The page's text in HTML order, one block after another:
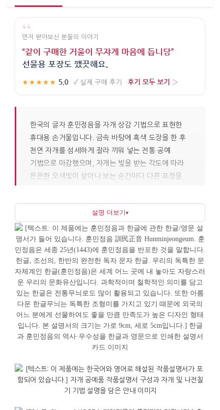
“
먼저 받아보신 분들의 이야기
“같이 구매한 거울이 무쟈게 마음에 듭니당”
선물용 포장도 깼끗해요.
★★★★★ 5.0 · ✓ 실제 구매 후기 · 후기 모두 보기 ›
한국의 글자 훈민정음을 자개 상감 기법으로 표현한
휴대용 손거울입니다. 금속 바탕에 흑색 도장을 한 후
천연 자개를 섬세하게 잘라 끼워 넣는 전통 공예
기법으로 마감했으며, 자개는 빛을 받는 각도에 따라
은은한 오색빛이 살아나 보는 순간마다 다른 표정을
가방이나 파우치에 쉽게 넣을 수 있으며 표면은
매끈하게 정리되어 손에 닿는 느낌이 깔끔합니다. 관광
기념품처럼 가볍지 않고 오래 두고 쓰기 좋도록 만든
점이 특징입니다.
훈민정음 글자를 격자 문양으로 배열하여 한국적인
리듬을 살렸으며, 단순한 장식을 넘어 '배움과
소통'이라는 의미를 담고 있습니다. 외국인에게는
한글과 한국 공예의 역사를 자연스럽게 소개하는
매개가 되며, 자개라는 재료가 바다에서 온 것임을
함께 전하면 한국 공예에 대한 이해도 깊어집니다.
전통에서 거울은 몸가짐을 단정히 하고 마음을
이러한 의미 위에 한글의 이야기를 더해 '작지만
설명이 가능한 선물'이 됩니다. 성별과 나이를 크게
설명 더보기▾